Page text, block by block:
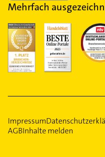
Mehrfach
Impressum
AGBInhalte melden